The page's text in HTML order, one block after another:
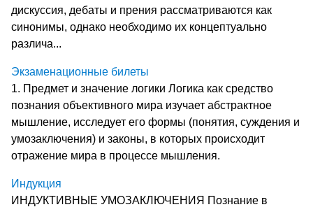
дискуссия, дебаты и прения рассматриваются как
синони­мы, однако необходимо их концептуально
различа...
Экзаменационные билеты
1. Предмет и значение логики Логика как средство
познания объективного мира изучает абстрактное
мышление, исследует его формы (понятия, суждения и
умозаключения) и законы, в которых происходит
отражение мира в процессе мышления.
Индукция
ИНДУКТИВНЫЕ УМОЗАКЛЮЧЕНИЯ Познание в